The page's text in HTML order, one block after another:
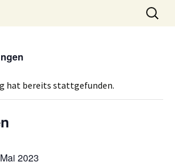
musikalischem Schwerpunkt
Suche
nach:
hat bereits stattgefunden.
2023